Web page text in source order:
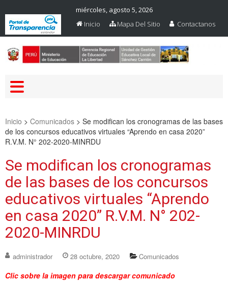
miércoles, agosto 5, 2026
Inicio
Mapa Del Sitio Contactanos
Inicio > Comunicados > Se modifican los cronogramas de las bases
de los concursos educativos virtuales “Aprendo en casa 2020”
R.V.M. N° 202-2020-MINRDU
Se modifican los cronogramas
de las bases de los concursos
educativos virtuales “Aprendo
en casa 2020” R.V.M. N° 202-
2020-MINRDU
administrador 28 octubre, 2020 Comunicados
Clic sobre la imagen para descargar comunicado